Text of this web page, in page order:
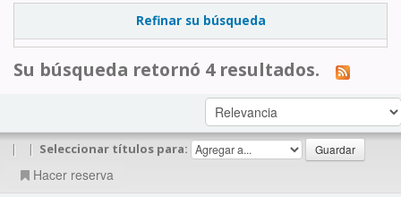
Refinar su búsqueda
Su búsqueda retornó 4 resultados.
| | Seleccionar títulos para:
Hacer reserva